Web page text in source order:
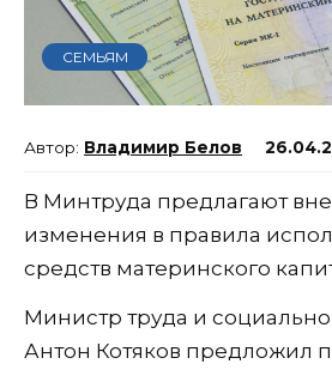
СЕМЬЯМ
Владимир Белов
В Минтруда предлагают
изменения в правила
средств материнского
Министр труда и
Антон Котяков предложил